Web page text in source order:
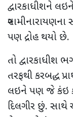
દ્વારકાધીશને
પણ દ્રોહ થયો છે.
તો દ્વારકાધીશ
તરફથી કરબદ્ધ
લઇને પણ જે કંઇ
દિલગીર છું.